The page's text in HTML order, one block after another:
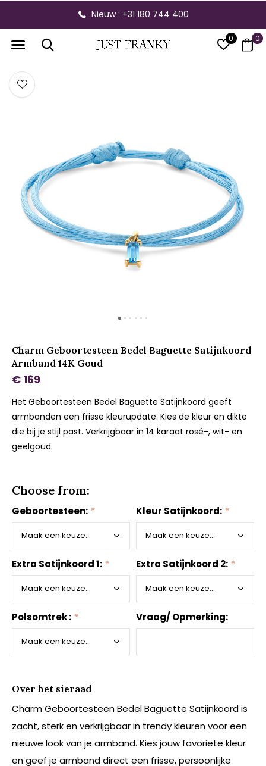
0 0
Gratis verzending vanaf € 300,- binnen NL
Charm Geboortesteen Bedel Baguette Satijnkoord
Armband 14K Goud
€ 169
Het Geboortesteen Bedel Baguette Satijnkoord geeft
armbanden een frisse kleurupdate. Kies de kleur en dikte
die bij je stijl past. Verkrijgbaar in 14 karaat rosé-, wit- en
geelgoud.
Choose from:
Geboortesteen: * Kleur Satijnkoord: *
Extra Satijnkoord 1: * Extra Satijnkoord 2: *
Polsomtrek : * Vraag/ Opmerking:
Over het sieraad
Charm Geboortesteen Bedel Baguette Satijnkoord is
zacht, sterk en verkrijgbaar in trendy kleuren voor een
nieuwe look van je armband. Kies jouw favoriete kleur
en geef je armband direct een frisse, persoonlijke